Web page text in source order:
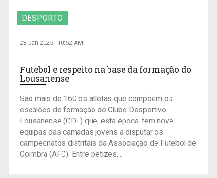
DESPORTO
23 Jan 2025 10:52 AM
Futebol e respeito na base da formação do
Lousanense
São mais de 160 os atletas que compõem os
escalões de formação do Clube Desportivo
Lousanense (CDL) que, esta época, tem nove
equipas das camadas jovens a disputar os
campeonatos distritais da Associação de Futebol de
Coimbra (AFC). Entre petizes,...